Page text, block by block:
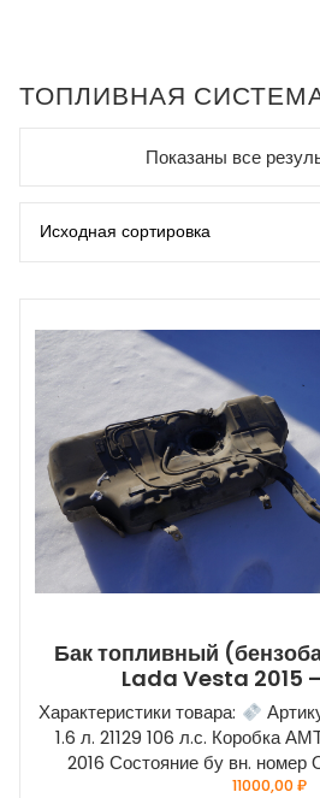
ТОПЛИВНАЯ
Показаны все
Бак топливный
Lada Vesta 2015
Характеристики товара:
1.6 л. 21129 106 л.с. Коробка
2016 Состояние бу вн.
11000,00₽